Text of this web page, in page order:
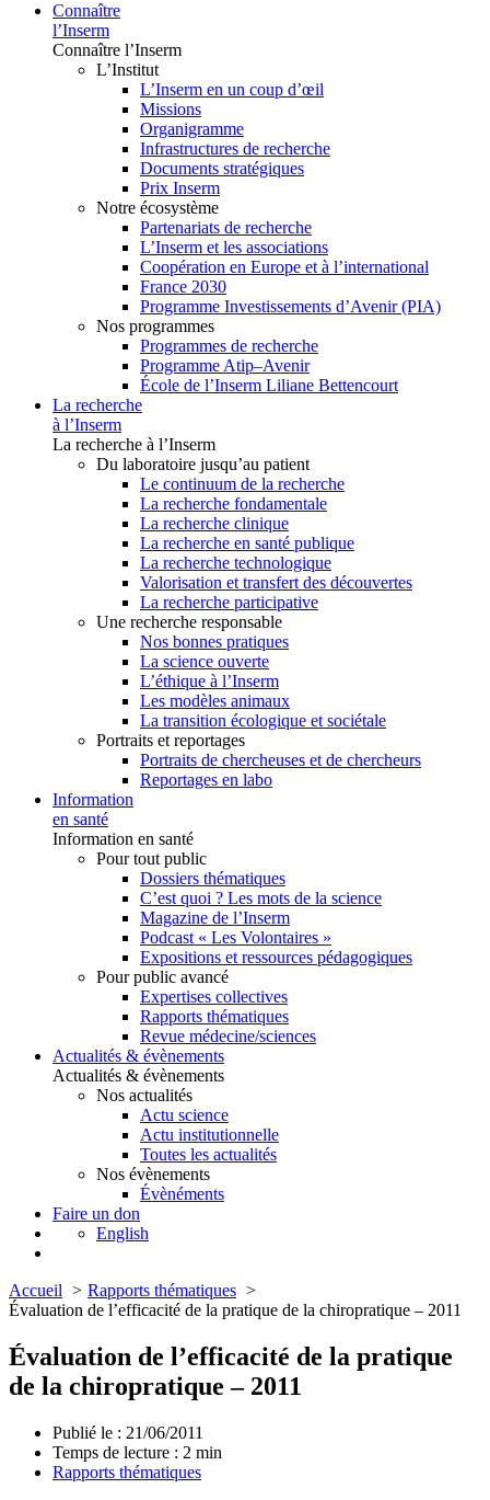
Connaître
l’Inserm
Connaître l’Inserm
L’Institut
L’Inserm en un coup d’œil
Missions
Organigramme
Infrastructures de recherche
Documents stratégiques
Prix Inserm
Notre écosystème
Partenariats de recherche
L’Inserm et les associations
Coopération en Europe et à l’international
France 2030
Programme Investissements d’Avenir (PIA)
Nos programmes
Programmes de recherche
Programme Atip–Avenir
École de l’Inserm Liliane Bettencourt
La recherche
à l’Inserm
La recherche à l’Inserm
Du laboratoire jusqu’au patient
Le continuum de la recherche
La recherche fondamentale
La recherche clinique
La recherche en santé publique
La recherche technologique
Valorisation et transfert des découvertes
La recherche participative
Une recherche responsable
Nos bonnes pratiques
La science ouverte
L’éthique à l’Inserm
Les modèles animaux
La transition écologique et sociétale
Portraits et reportages
Portraits de chercheuses et de chercheurs
Reportages en labo
Information
en santé
Information en santé
Pour tout public
Dossiers thématiques
C’est quoi ? Les mots de la science
Magazine de l’Inserm
Podcast « Les Volontaires »
Expositions et ressources pédagogiques
Pour public avancé
Expertises collectives
Rapports thématiques
Revue médecine/sciences
Actualités & évènements
Actualités & évènements
Nos actualités
Actu science
Actu institutionnelle
Toutes les actualités
Nos évènements
Évènéments
Faire un don
English
Accueil
Rapports thématiques
Évaluation de l’efficacité de la pratique de la chiropratique – 2011
Évaluation de l’efficacité de la pratique
de la chiropratique – 2011
Publié le : 21/06/2011
Temps de lecture : 2 min
Rapports thématiques